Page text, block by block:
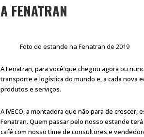
A FENATRAN
Foto do estande na Fenatran de 2019
A Fenatran, para você que chegou agora ou
transporte e logística do mundo e, a cada nova
produtos e serviços.
A IVECO, a montadora que não para de
Fenatran. Quem passar pelo nosso estande
café com nosso time de consultores e